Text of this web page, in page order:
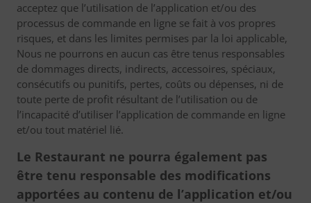
acceptez que l’utilisation de l’application et/ou des
processus de commande en ligne se fait à vos propres
risques, et dans les limites permises par la loi applicable,
Nous ne pourrons en aucun cas être tenus responsables
de dommages directs, indirects, accessoires, spéciaux,
consécutifs ou punitifs, pertes, coûts ou dépenses, ni de
toute perte de profit résultant de l’utilisation ou de
l’incapacité d’utiliser l’application de commande en ligne
et/ou tout matériel lié.
Le Restaurant ne pourra également pas
être tenu responsable des modifications
apportées au contenu de l’application et/ou